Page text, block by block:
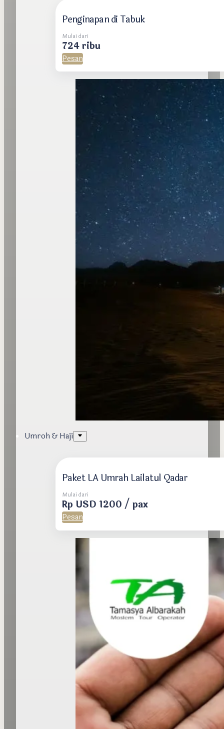
Penginapan di Tabuk
Mulai dari
724 ribu
Pesan
Umroh & Haji
Paket LA Umrah Lailatul Qadar
Mulai dari
Rp USD 1200 / pax
Pesan